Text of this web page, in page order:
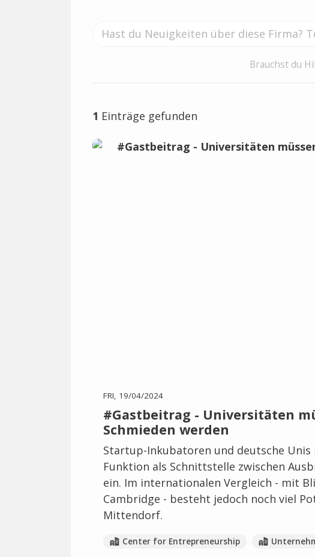
Brauchst du
1 Einträge gefunden
FRI, 19/04/2024
#Gastbeitrag - Universitäten
Schmieden werden
Startup-Inkubatoren und deutsche Unis
Funktion als Schnittstelle zwischen
ein. Im internationalen Vergleich - mit
Cambridge - besteht jedoch noch viel
Mittendorf.
Center for Entrepreneurship